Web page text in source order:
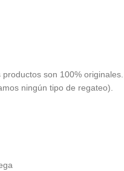
son 100% originales.
ningún tipo de regateo).